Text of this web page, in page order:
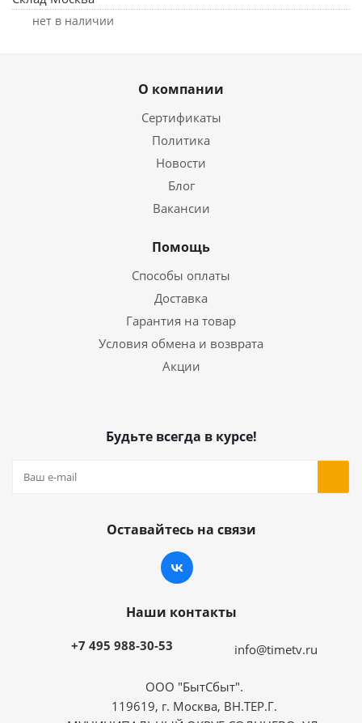
Нет в наличии
О компании
Сертификаты
Политика
Новости
Блог
Вакансии
Помощь
Способы оплаты
Доставка
Гарантия на товар
Условия обмена и возврата
Акции
Будьте всегда в курсе!
Оставайтесь на связи
Наши контакты
+7 495 988-30-53 info@timetv.ru
ООО "БытСбыт".
119619, г. Москва, ВН.ТЕР.Г.